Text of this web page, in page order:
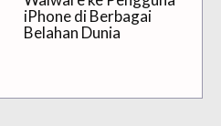
iPhone di Berbagai
Belahan Dunia